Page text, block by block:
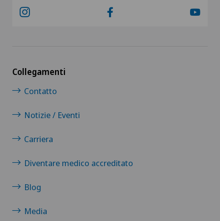
Collegamenti
Contatto
Notizie / Eventi
Carriera
Diventare medico accreditato
Blog
Media